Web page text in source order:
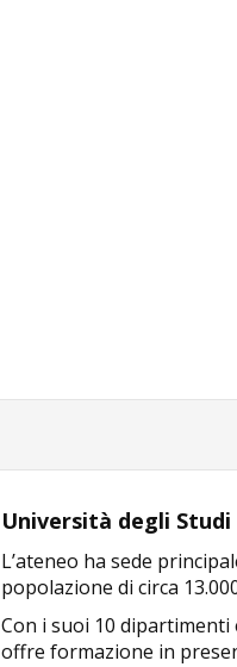
Università degli Studi
L’ateneo ha sede
popolazione di circa
Con i suoi 10 dipartimenti
offre formazione in